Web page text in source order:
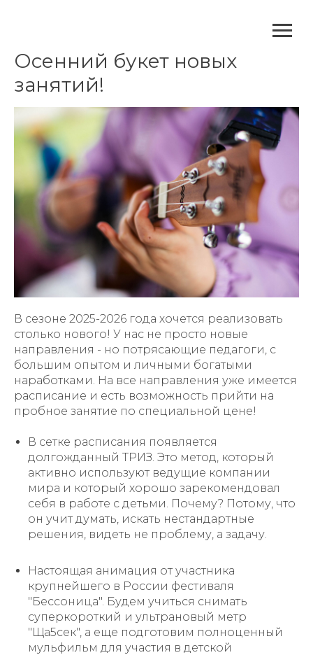
Осенний букет новых
занятий!
В сезоне 2025-2026 года хочется реализовать
столько нового! У нас не просто новые
направления - но потрясающие педагоги, с
большим опытом и личными богатыми
наработками. На все направления уже имеется
расписание и есть возможность прийти на
пробное занятие по специальной цене!
В сетке расписания появляется
долгожданный ТРИЗ. Это метод, который
активно используют ведущие компании
мира и который хорошо зарекомендовал
себя в работе с детьми. Почему? Потому, что
он учит думать, искать нестандартные
решения, видеть не проблему, а задачу.
Настоящая анимация от участника
крупнейшего в России фестиваля
"Бессоница". Будем учиться снимать
суперкороткий и ультрановый метр
"Ща5сек", а еще подготовим полноценный
мульфильм для участия в детской